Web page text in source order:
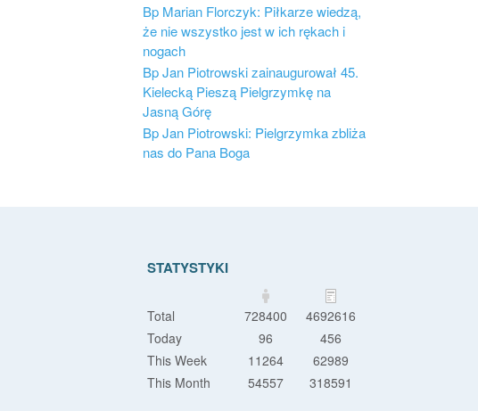
Bp Marian Florczyk: Piłkarze wiedzą,
że nie wszystko jest w ich rękach i
nogach
Bp Jan Piotrowski zainaugurował 45.
Kielecką Pieszą Pielgrzymkę na
Jasną Górę
Bp Jan Piotrowski: Pielgrzymka zbliża
nas do Pana Boga
STATYSTYKI
Total 728400
4692616
Today
96
456
This Week
11264
62989
This Month
54557 318591